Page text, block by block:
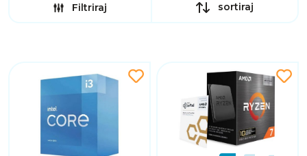
Filtriraj sortiraj